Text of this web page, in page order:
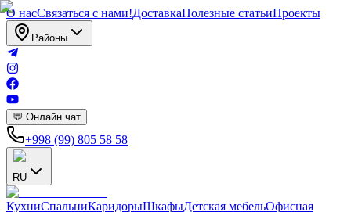
О насСвязаться с нами!ДоставкаПолезные статьиПроекты
Районы
💬 Онлайн чат
+998 (99) 805 58 58
RU
КухниСпальниКaридорыШкафыДетская мебельОфисная